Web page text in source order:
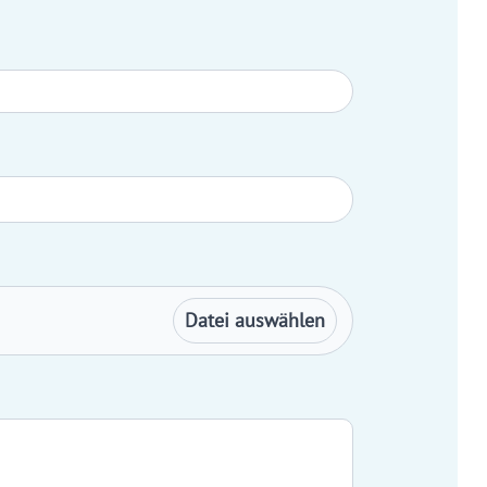
Datei auswählen